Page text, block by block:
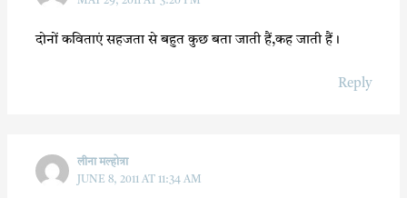
दोनों कविताएं सहजता से बहुत कुछ बता जाती हैं,कह जाती हैं।
Reply
लीना मल्होत्रा
JUNE 8, 2011 AT 11:34 AM